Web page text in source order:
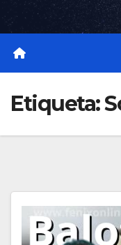
Etiqueta: